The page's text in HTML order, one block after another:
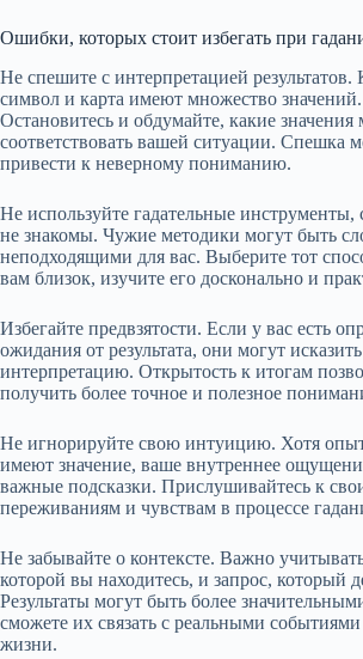
Ошибки, которых стоит избегать при
Не спешите с интерпретацией
символ и карта имеют множество значений.
Остановитесь и обдумайте, какие значения
соответствовать вашей ситуации. Спешка
привести к неверному пониманию.
Не используйте гадательные инструменты,
не знакомы. Чужие методики могут быть
неподходящими для вас. Выберите тот
вам близок, изучите его досконально и
Избегайте предвзятости. Если у вас есть
ожидания от результата, они могут
интерпретацию. Открытость к итогам
получить более точное и полезное
Не игнорируйте свою интуицию. Хотя
имеют значение, ваше внутреннее
важные подсказки. Прислушивайтесь к
переживаниям и чувствам в процессе
Не забывайте о контексте. Важно
которой вы находитесь, и запрос, который
Результаты могут быть более
сможете их связать с реальными
жизни.